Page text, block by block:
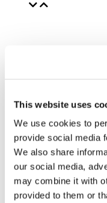
This website uses
We use cookies to
provide social media
We also share
our social media,
may combine it with
provided to them or